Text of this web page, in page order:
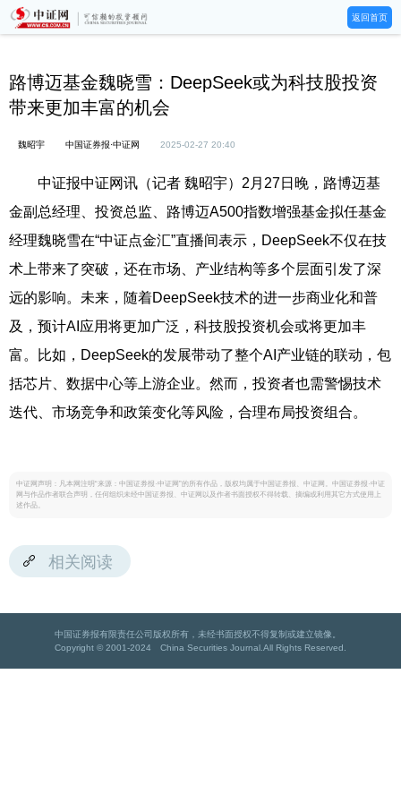
返回首页
路博迈基金魏晓雪：DeepSeek或为科技股投资
带来更加丰富的机会
魏昭宇 中国证券报·中证网 2025-02-27 20:40
中证报中证网讯（记者 魏昭宇）2月27日晚，路博迈基
金副总经理、投资总监、路博迈A500指数增强基金拟任基金
经理魏晓雪在“中证点金汇”直播间表示，DeepSeek不仅在技
术上带来了突破，还在市场、产业结构等多个层面引发了深
远的影响。未来，随着DeepSeek技术的进一步商业化和普
及，预计AI应用将更加广泛，科技股投资机会或将更加丰
富。比如，DeepSeek的发展带动了整个AI产业链的联动，包
括芯片、数据中心等上游企业。然而，投资者也需警惕技术
迭代、市场竞争和政策变化等风险，合理布局投资组合。
中证网声明：凡本网注明“来源：中国证券报·中证网”的所有作品，版权均属于中国证券报、中证网。中国证券报·中证
网与作品作者联合声明，任何组织未经中国证券报、中证网以及作者书面授权不得转载、摘编或利用其它方式使用上
述作品。
相关阅读
中国证券报有限责任公司版权所有，未经书面授权不得复制或建立镜像。
Copyright © 2001-2024 China Securities Journal.All Rights Reserved.